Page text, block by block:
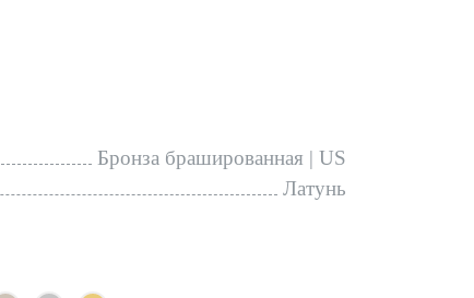
Бронза брашированная | US
Латунь